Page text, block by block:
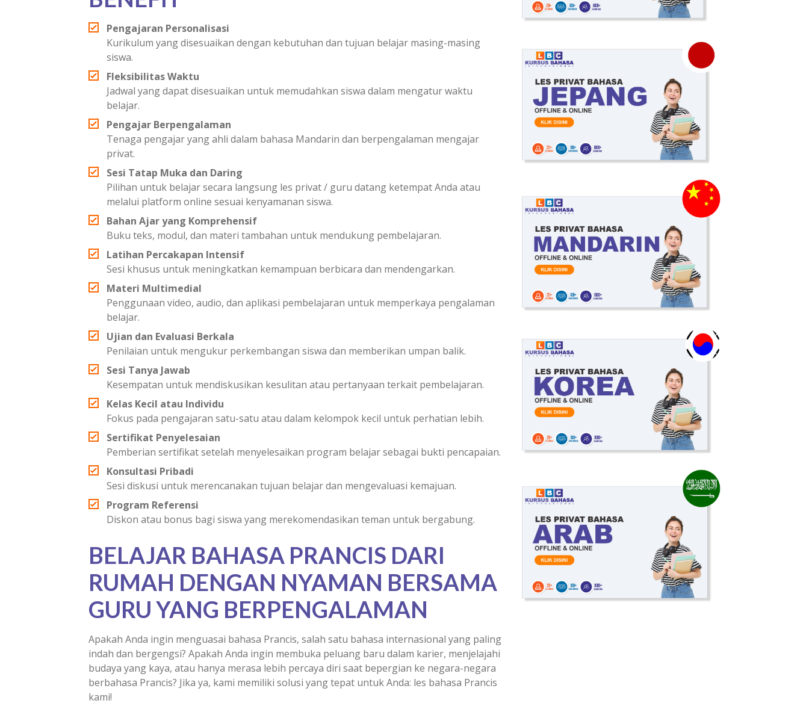
Pengajaran Personalisasi
Kurikulum yang disesuaikan dengan kebutuhan dan tujuan belajar masing-masing
siswa.
Fleksibilitas Waktu
Jadwal yang dapat disesuaikan untuk memudahkan siswa dalam mengatur waktu
belajar.
Pengajar Berpengalaman
Tenaga pengajar yang ahli dalam bahasa Mandarin dan berpengalaman mengajar
privat.
Sesi Tatap Muka dan Daring
Pilihan untuk belajar secara langsung les privat / guru datang ketempat Anda atau
melalui platform online sesuai kenyamanan siswa.
Bahan Ajar yang Komprehensif
Buku teks, modul, dan materi tambahan untuk mendukung pembelajaran.
Latihan Percakapan Intensif
Sesi khusus untuk meningkatkan kemampuan berbicara dan mendengarkan.
Materi Multimedial
Penggunaan video, audio, dan aplikasi pembelajaran untuk memperkaya pengalaman
belajar.
Ujian dan Evaluasi Berkala
Penilaian untuk mengukur perkembangan siswa dan memberikan umpan balik.
Sesi Tanya Jawab
Kesempatan untuk mendiskusikan kesulitan atau pertanyaan terkait pembelajaran.
Kelas Kecil atau Individu
Fokus pada pengajaran satu-satu atau dalam kelompok kecil untuk perhatian lebih.
Sertifikat Penyelesaian
Pemberian sertifikat setelah menyelesaikan program belajar sebagai bukti pencapaian.
Konsultasi Pribadi
Sesi diskusi untuk merencanakan tujuan belajar dan mengevaluasi kemajuan.
Program Referensi
Diskon atau bonus bagi siswa yang merekomendasikan teman untuk bergabung.
BELAJAR BAHASA PRANCIS DARI
RUMAH DENGAN NYAMAN BERSAMA
GURU YANG BERPENGALAMAN
Apakah Anda ingin menguasai bahasa Prancis, salah satu bahasa internasional yang paling
indah dan bergengsi? Apakah Anda ingin membuka peluang baru dalam karier, menjelajahi
budaya yang kaya, atau hanya merasa lebih percaya diri saat bepergian ke negara-negara
berbahasa Prancis? Jika ya, kami memiliki solusi yang tepat untuk Anda: les bahasa Prancis
kami!